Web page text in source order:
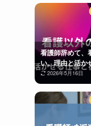
看護師辞めて、
い。理由と活か
2026年5月16日